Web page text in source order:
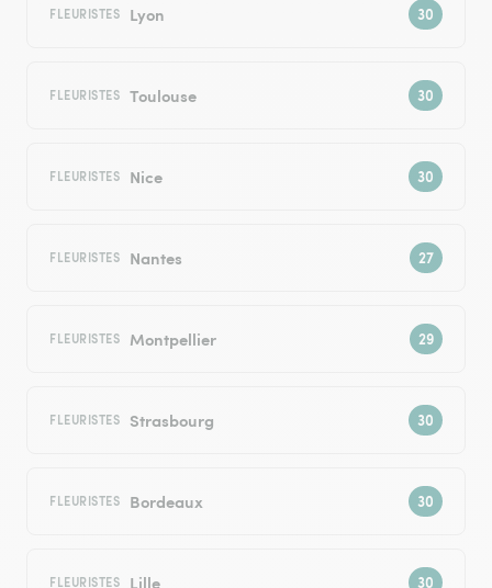
FLEURISTES Lyon
FLEURISTES Toulouse
FLEURISTES Nice
FLEURISTES Nantes
FLEURISTES Montpellier
FLEURISTES Strasbourg
FLEURISTES Bordeaux
FLEURISTES Lille